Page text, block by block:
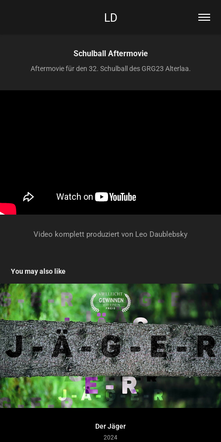
LD
Schulball Aftermovie
Aftermovie für den 32. Schulball des GRG23 Alterlaa.
Video komplett produziert von Leo Daublebsky
You may also like
Der Jäger
2024